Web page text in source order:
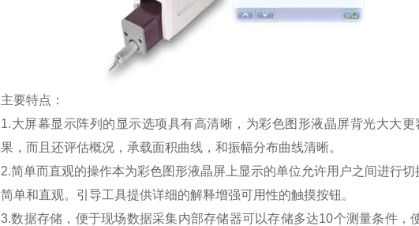
主要特点：
1.大屏幕显示阵列的显示选项具有高清晰，为彩色图形液晶屏背光大大
果，而且还评估概况，承载面积曲线，和振幅分布曲线清晰。
2.简单而直观的操作本为彩色图形液晶屏上显示的单位允许用户之间进行
简单和直观。引导工具提供详细的解释增强可用性的触摸按钮。
3.数据存储，便于现场数据采集内部存储器可以存储多达10个测量条件